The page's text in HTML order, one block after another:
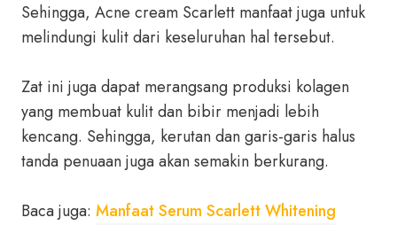
Sehingga, Acne cream Scarlett manfaat juga untuk
melindungi kulit dari keseluruhan hal tersebut.
Zat ini juga dapat merangsang produksi kolagen
yang membuat kulit dan bibir menjadi lebih
kencang. Sehingga, kerutan dan garis-garis halus
tanda penuaan juga akan semakin berkurang.
Baca juga: Manfaat Serum Scarlett Whitening